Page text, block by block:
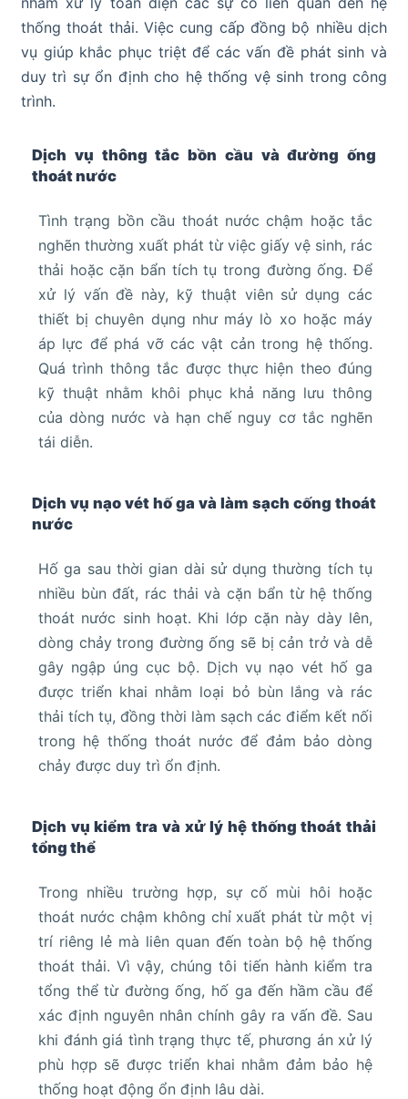
thống thoát thải. Việc cung cấp đồng bộ nhiều dịch
vụ giúp khắc phục triệt để các vấn đề phát sinh và
duy trì sự ổn định cho hệ thống vệ sinh trong công
trình.
Dịch vụ thông tắc bồn cầu và đường ống
thoát nước
Tình trạng bồn cầu thoát nước chậm hoặc tắc
nghẽn thường xuất phát từ việc giấy vệ sinh, rác
thải hoặc cặn bẩn tích tụ trong đường ống. Để
xử lý vấn đề này, kỹ thuật viên sử dụng các
thiết bị chuyên dụng như máy lò xo hoặc máy
áp lực để phá vỡ các vật cản trong hệ thống.
Quá trình thông tắc được thực hiện theo đúng
kỹ thuật nhằm khôi phục khả năng lưu thông
của dòng nước và hạn chế nguy cơ tắc nghẽn
tái diễn.
Dịch vụ nạo vét hố ga và làm sạch cống thoát
nước
Hố ga sau thời gian dài sử dụng thường tích tụ
nhiều bùn đất, rác thải và cặn bẩn từ hệ thống
thoát nước sinh hoạt. Khi lớp cặn này dày lên,
dòng chảy trong đường ống sẽ bị cản trở và dễ
gây ngập úng cục bộ. Dịch vụ nạo vét hố ga
được triển khai nhằm loại bỏ bùn lắng và rác
thải tích tụ, đồng thời làm sạch các điểm kết nối
trong hệ thống thoát nước để đảm bảo dòng
chảy được duy trì ổn định.
Dịch vụ kiểm tra và xử lý hệ thống thoát thải
tổng thể
Trong nhiều trường hợp, sự cố mùi hôi hoặc
thoát nước chậm không chỉ xuất phát từ một vị
trí riêng lẻ mà liên quan đến toàn bộ hệ thống
thoát thải. Vì vậy, chúng tôi tiến hành kiểm tra
tổng thể từ đường ống, hố ga đến hầm cầu để
xác định nguyên nhân chính gây ra vấn đề. Sau
khi đánh giá tình trạng thực tế, phương án xử lý
phù hợp sẽ được triển khai nhằm đảm bảo hệ
thống hoạt động ổn định lâu dài.